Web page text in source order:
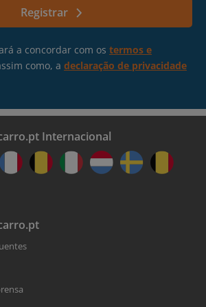
mail
Registrar
a concordar com os termos e
como, a declaração de privacidade
Internacional